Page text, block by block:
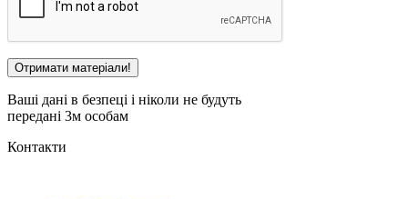
Ваші дані в безпеці і ніколи не будуть
передані 3м особам
Контакти